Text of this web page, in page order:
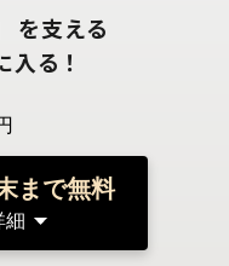
を支える
入る！
まで無料
細